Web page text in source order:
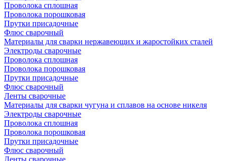
Проволока сплошная
Проволока порошковая
Прутки присадочные
Флюс сварочный
Материалы для сварки нержавеющих и жаростойких сталей
Электроды сварочные
Проволока сплошная
Проволока порошковая
Прутки присадочные
Флюс сварочный
Ленты сварочные
Материалы для сварки чугуна и сплавов на основе никеля
Электроды сварочные
Проволока сплошная
Проволока порошковая
Прутки присадочные
Флюс сварочный
Ленты сварочные